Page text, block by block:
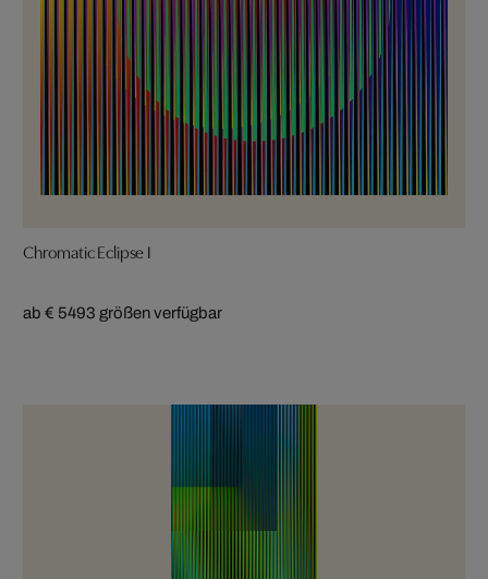
Chromatic Eclipse I
ab € 5493 größen verfügbar